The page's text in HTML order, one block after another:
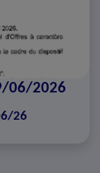
06/2026
26